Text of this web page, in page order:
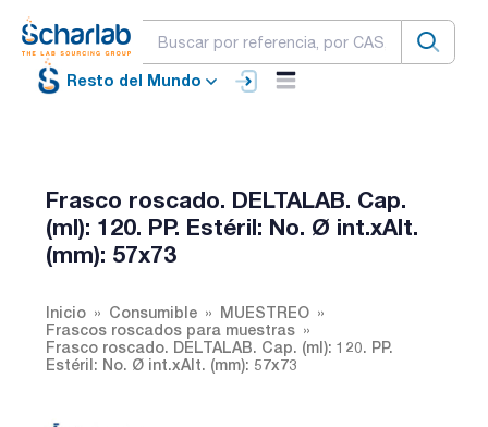
Resto del Mundo
Frasco roscado. DELTALAB. Cap.
(ml): 120. PP. Estéril: No. Ø int.xAlt.
(mm): 57x73
Inicio Consumible
MUESTREO
Frascos roscados para muestras
Frasco roscado. DELTALAB. Cap. (ml): 120. PP.
Estéril: No. Ø int.xAlt. (mm): 57x73